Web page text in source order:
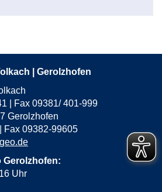
| Gerolzhofen
| Fax 09381/ 401-999
Gerolzhofen
Fax 09382-99605
Gerolzhofen:
Uhr